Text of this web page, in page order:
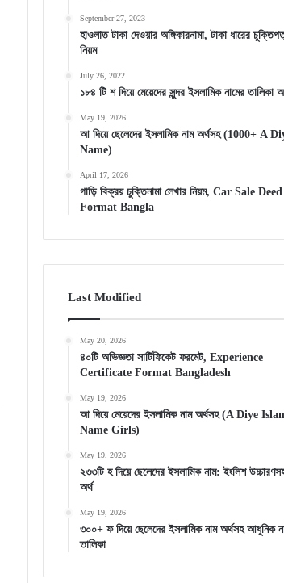
September 27, 2023
হাওলাত টাকা দেওয়ার অঙ্গিকারনামা, টাকা ধারের
নিয়ম
July 26, 2022
১৮৪ টি শ দিয়ে মেয়েদের সুন্দর ইসলামিক নামের তালিকা
May 19, 2026
আ দিয়ে ছেলেদের ইসলামিক নাম অর্থসহ (1000+ A
Name)
April 17, 2026
গাড়ি বিক্রয় চুক্তিনামা লেখার নিয়ম, Car Sale Deed
Format Bangla
Last Modified
May 20, 2026
৪০টি অভিজ্ঞতা সার্টিফিকেট ফরমেট, Experience
Certificate Format Bangladesh
May 19, 2026
আ দিয়ে মেয়েদের ইসলামিক নাম অর্থসহ (A Diye
Name Girls)
May 19, 2026
২৩৩টি হ দিয়ে ছেলেদের ইসলামিক নাম: ইংলিশ
অর্থ
May 19, 2026
৩০০+ ফ দিয়ে ছেলেদের ইসলামিক নাম অর্থসহ আধুনিক
তালিকা